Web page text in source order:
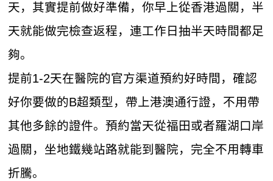
天，其實提前做好準備，你早上從香港過關，半
天就能做完檢查返程，連工作日抽半天時間都足
夠。
提前1-2天在醫院的官方渠道預約好時間，確認
好你要做的B超類型，帶上港澳通行證，不用帶
其他多餘的證件。預約當天從福田或者羅湖口岸
過關，坐地鐵幾站路就能到醫院，完全不用轉車
折騰。